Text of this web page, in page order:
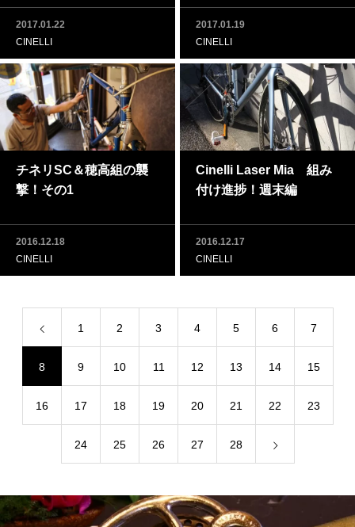
2017.01.22
CINELLI
2017.01.19
CINELLI
チネリSC＆穂高組の襲
撃！その1
2016.12.18
CINELLI
Cinelli Laser Mia 組み
付け進捗！週末編
2016.12.17
CINELLI
1 2 3 4 5 6 7
8 9 10 11 12 13 14 15
16 17 18 19 20 21 22 23
24 25 26 27 28